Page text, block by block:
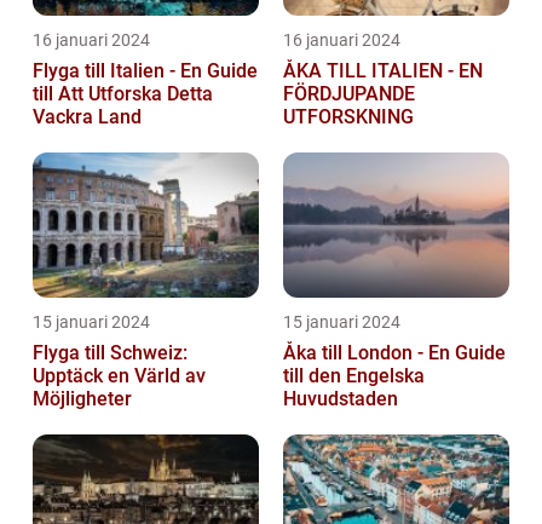
16 januari 2024
Flyga till Italien - En Guide
till Att Utforska Detta
Vackra Land
16 januari 2024
ÅKA TILL ITALIEN - EN
FÖRDJUPANDE
UTFORSKNING
15 januari 2024
Flyga till Schweiz:
Upptäck en Värld av
Möjligheter
15 januari 2024
Åka till London - En Guide
till den Engelska
Huvudstaden